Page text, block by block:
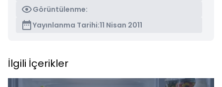
Görüntülenme:
Yayınlanma Tarihi:11 Nisan 2011
İlgili İçerikler